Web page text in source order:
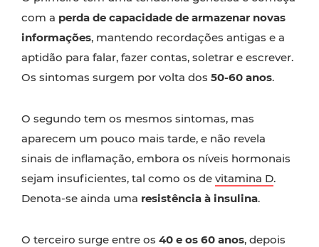
com a perda de capacidade de armazenar novas
informações, mantendo recordações antigas e a
aptidão para falar, fazer contas, soletrar e escrever.
Os sintomas surgem por volta dos 50-60 anos.
O segundo tem os mesmos sintomas, mas
aparecem um pouco mais tarde, e não revela
sinais de inflamação, embora os níveis hormonais
sejam insuficientes, tal como os de vitamina D.
Denota-se ainda uma resistência à insulina.
O terceiro surge entre os 40 e os 60 anos, depois